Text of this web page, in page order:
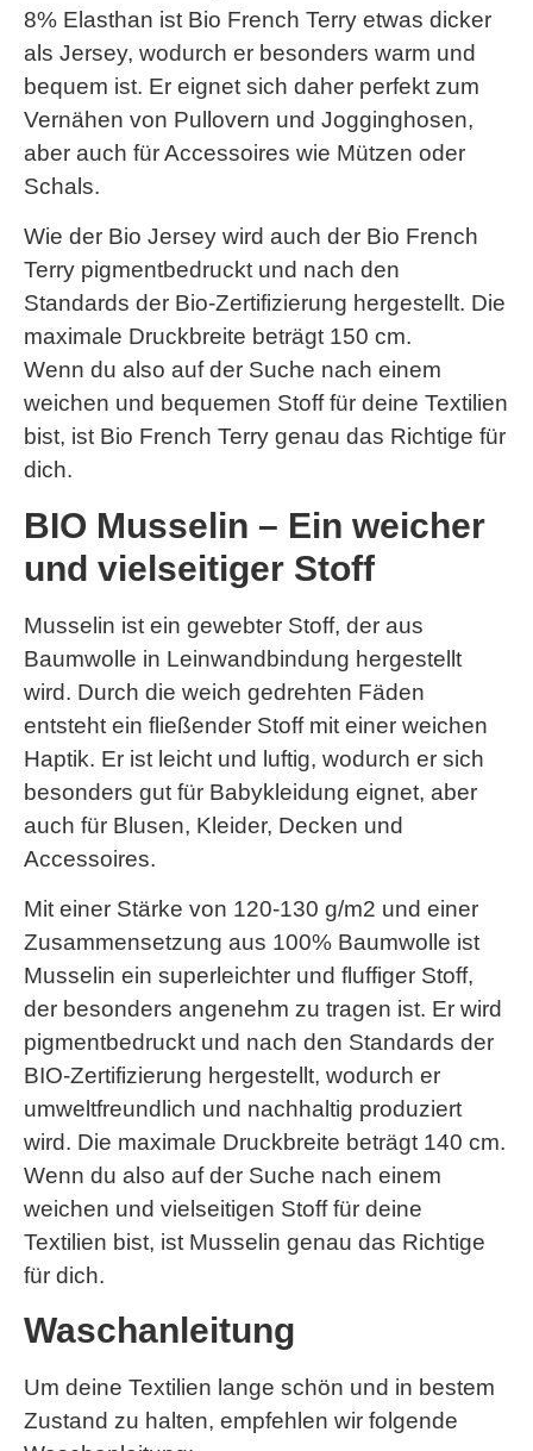
8% Elasthan ist Bio French Terry etwas dicker
als Jersey, wodurch er besonders warm und
bequem ist. Er eignet sich daher perfekt zum
Vernähen von Pullovern und Jogginghosen,
aber auch für Accessoires wie Mützen oder
Schals.
Wie der Bio Jersey wird auch der Bio French
Terry pigmentbedruckt und nach den
Standards der Bio-Zertifizierung hergestellt. Die
maximale Druckbreite beträgt 150 cm.
Wenn du also auf der Suche nach einem
weichen und bequemen Stoff für deine Textilien
bist, ist Bio French Terry genau das Richtige für
dich.
BIO Musselin – Ein weicher
und vielseitiger Stoff
Musselin ist ein gewebter Stoff, der aus
Baumwolle in Leinwandbindung hergestellt
wird. Durch die weich gedrehten Fäden
entsteht ein fließender Stoff mit einer weichen
Haptik. Er ist leicht und luftig, wodurch er sich
besonders gut für Babykleidung eignet, aber
auch für Blusen, Kleider, Decken und
Accessoires.
Mit einer Stärke von 120-130 g/m2 und einer
Zusammensetzung aus 100% Baumwolle ist
Musselin ein superleichter und fluffiger Stoff,
der besonders angenehm zu tragen ist. Er wird
pigmentbedruckt und nach den Standards der
BIO-Zertifizierung hergestellt, wodurch er
umweltfreundlich und nachhaltig produziert
wird. Die maximale Druckbreite beträgt 140 cm.
Wenn du also auf der Suche nach einem
weichen und vielseitigen Stoff für deine
Textilien bist, ist Musselin genau das Richtige
für dich.
Waschanleitung
Um deine Textilien lange schön und in bestem
Zustand zu halten, empfehlen wir folgende